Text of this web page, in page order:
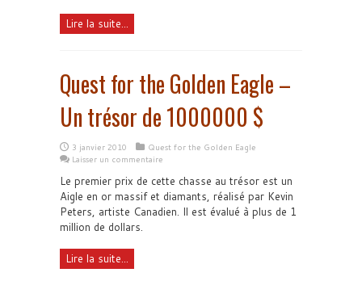
Lire la suite...
Quest for the Golden Eagle –
Un trésor de 1000000 $
3 janvier 2010
Quest for the Golden Eagle
Laisser un commentaire
Le premier prix de cette chasse au trésor est un
Aigle en or massif et diamants, réalisé par Kevin
Peters, artiste Canadien. Il est évalué à plus de 1
million de dollars.
Lire la suite...